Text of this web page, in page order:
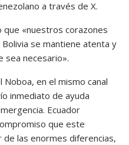
a través de X.
que «nuestros corazones
se mantiene atenta y
sea necesario».
en el mismo canal
inmediato de ayuda
Ecuador
que este
las enormes diferencias,